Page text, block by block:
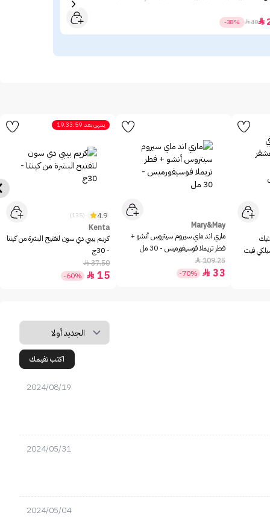

40

-38%
فيت
Mary&May
ماري اند ماي سيروم سيتروس أنشو +
فطر تريملا فوسيفورميس - 30 مل
109.25

33

-70%
ينتهي بعد 19:33:59
4.9
(135)
Kenta
كريم بيبي دي سون لتفتيح البشرة من كينتا
- 30ج
37.50

15

-60%
اكتب تقيمك
2024/08/19
2024/05/31
2024/05/04